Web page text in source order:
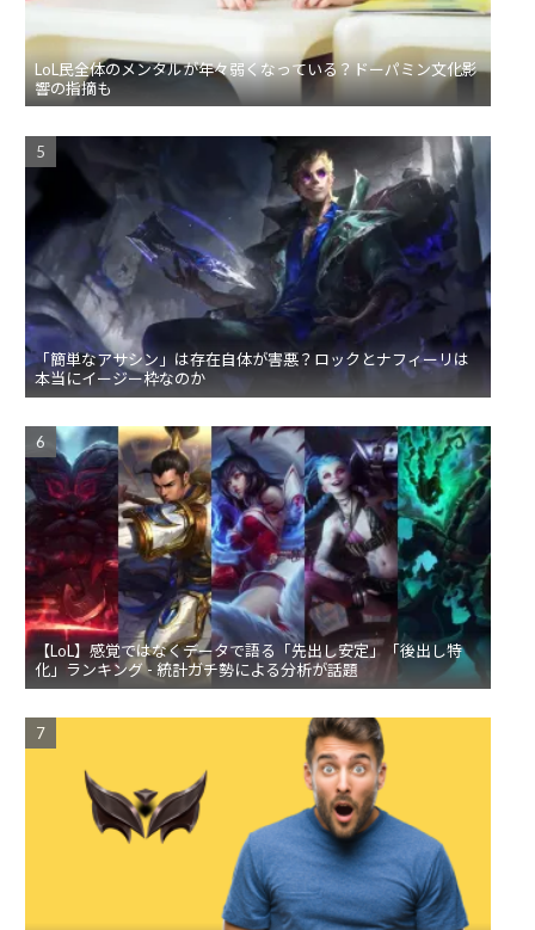
LoL民全体のメンタルが年々弱くなっている？ドーパミン文化影
響の指摘も
「簡単なアサシン」は存在自体が害悪？ロックとナフィーリは
本当にイージー枠なのか
【LoL】感覚ではなくデータで語る「先出し安定」「後出し特
化」ランキング - 統計ガチ勢による分析が話題